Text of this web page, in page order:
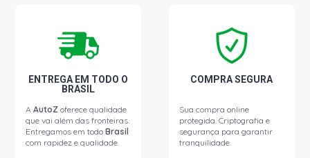
CLASSE A 190 CLASSIC SPIRIT (168) HATCH 1.9 16V
M166.990 L4 GASOLINA (2001 - 2005) CORREIA POLY V
GIR/ALT/BA/DH COM ACD
M166.990 L4 GASOLINA (2001 - 2005) CORREIA POLY V
GIR/ALT/BA/DH COM ACD
ENTREGA EM TODO O
BRASIL
AAutoZ oferece qualidade
que vai além das fronteiras.
Entregamos em todoBrasil
com rapidez e qualidade.
COMPRA SEGURA
Sua compra online
protegida. Criptografia e
segurança para garantir
tranquilidade.